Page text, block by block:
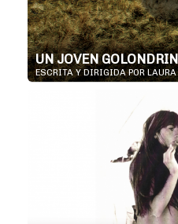
UN JOVEN
ESCRITA Y DIRIGIDA POR